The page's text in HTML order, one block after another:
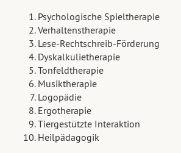
Psychologische Spieltherapie
Verhaltenstherapie
Lese-Rechtschreib-Förderung
Dyskalkulietherapie
Tonfeldtherapie
Musiktherapie
Logopädie
Ergotherapie
Tiergestützte Interaktion
Heilpädagogik